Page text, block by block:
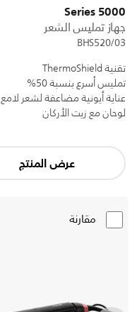
5000 Series
جهاز تمليس الشعر
BHS520/03
تقنية ThermoShield
تمليس أسرع بنسبة 50%
عناية أيونية مضاعفة لشعر لامع
لوحان مع زيت الأركان
عرض المنتج
مقارنة